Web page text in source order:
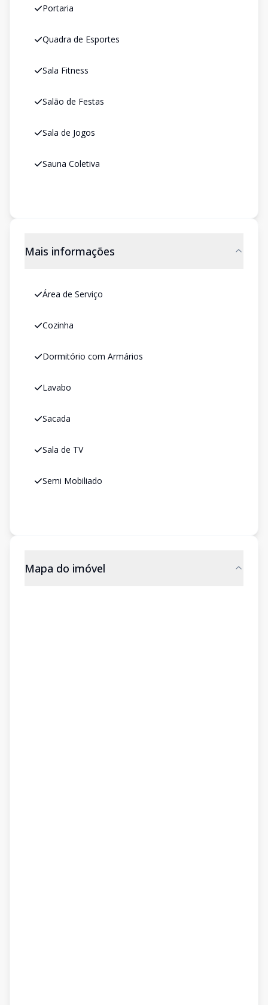
Portaria
Quadra de Esportes
Sala Fitness
Salão de Festas
Sala de Jogos
Sauna Coletiva
Mais informações
Área de Serviço
Cozinha
Dormitório com Armários
Lavabo
Sacada
Sala de TV
Semi Mobiliado
Mapa do imóvel